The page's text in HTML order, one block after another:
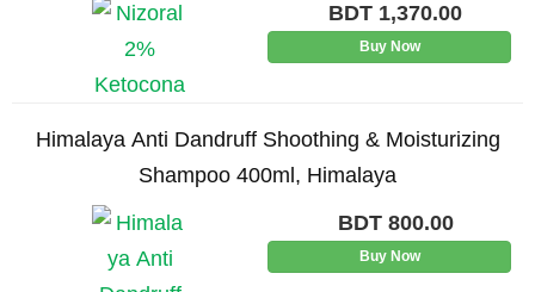
BDT 1,370.00
Buy Now
Himalaya Anti Dandruff Shoothing & Moisturizing
Shampoo 400ml, Himalaya
BDT800.00
Buy Now